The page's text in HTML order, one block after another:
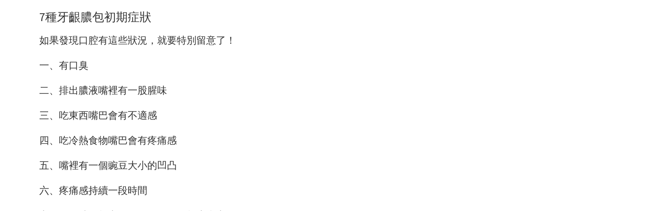
7種牙齦膿包初期症狀
如果發現口腔有這些狀況，就要特別留意了！
一、有口臭
二、排出膿液嘴裡有一股腥味
三、吃東西嘴巴會有不適感
四、吃冷熱食物嘴巴會有疼痛感
五、嘴裡有一個豌豆大小的凹凸
六、疼痛感持續一段時間